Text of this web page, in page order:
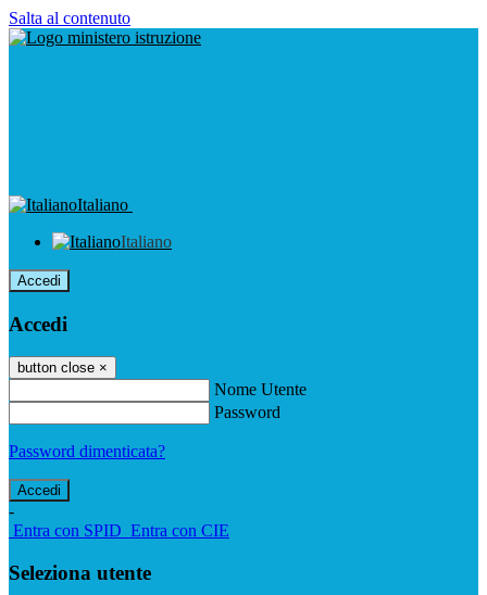
Salta al contenuto
Italiano
Italiano
Accedi
Accedi
button close ×
Nome Utente
Password
Password dimenticata?
-
Entra con SPID Entra con CIE
Seleziona utente